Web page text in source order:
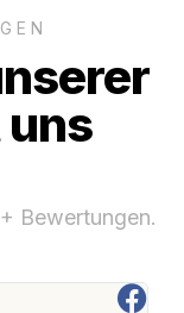
Bewertungen.